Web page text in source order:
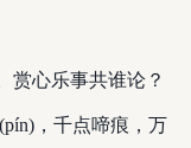
赏心乐事共谁论？
，千点啼痕，万